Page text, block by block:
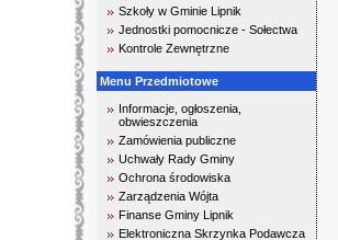
Szkoły w Gminie Lipnik
Jednostki pomocnicze - Sołectwa
Kontrole Zewnętrzne
Menu Przedmiotowe
Informacje, ogłoszenia,
obwieszczenia
Zamówienia publiczne
Uchwały Rady Gminy
Ochrona środowiska
Zarządzenia Wójta
Finanse Gminy Lipnik
Elektroniczna Skrzynka Podawcza